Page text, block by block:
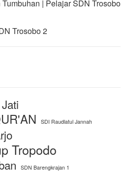
| Pelajar SDN Trosobo
Trosobo 2
SDI Raudlatul Jannah
Tropodo
SDN Barengkrajan 1